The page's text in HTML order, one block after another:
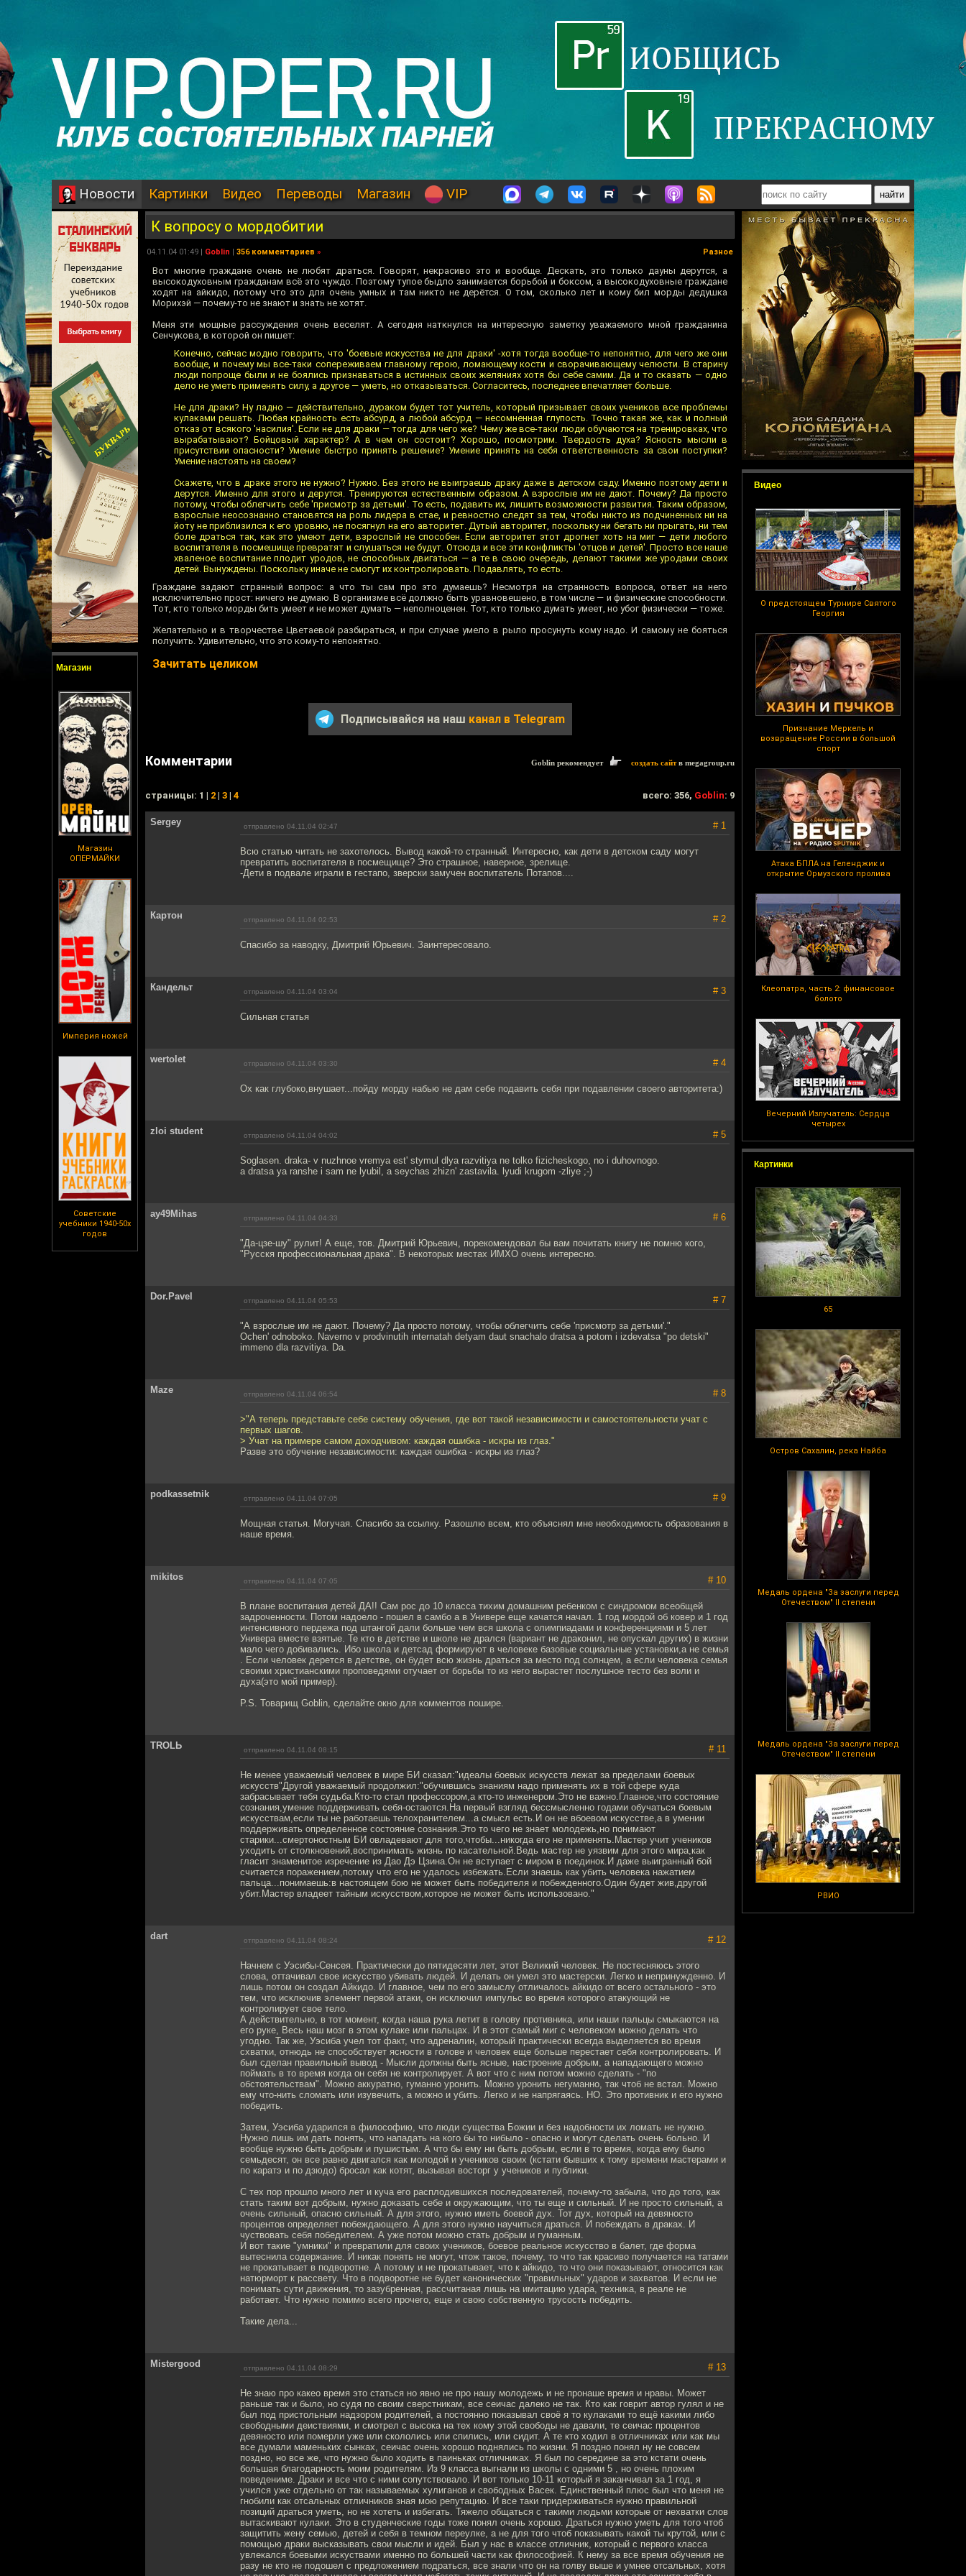
Новости Картинки Видео Переводы Магазин VIP
Магазин
Магазин
ОПЕРМАЙКИ
Империя ножей
Советские
учебники 1940-50х
годов
Видео
О предстоящем Турнире Святого
Георгия
Признание Меркель и
возвращение России в большой
спорт
Атака БПЛА на Геленджик и
открытие Ормузского пролива
Клеопатра, часть 2: финансовое
болото
Вечерний Излучатель: Сердца
четырех
Картинки
65
Остров Сахалин, река Найба
Медаль ордена "За заслуги перед
Отечеством" II степени
Медаль ордена "За заслуги перед
Отечеством" II степени
РВИО
К вопросу о мордобитии
04.11.04 01:49 | Goblin | 356 комментариев » Разное
Вот многие граждане очень не любят драться. Говорят, некрасиво это и вообще. Дескать, это только дауны дерутся, а
высокодуховным гражданам всё это чуждо. Поэтому тупое быдло занимается борьбой и боксом, а высокодуховные граждане
ходят на айкидо, потому что это для очень умных и там никто не дерётся. О том, сколько лет и кому бил морды дедушка
Морихэй — почему-то не знают и знать не хотят.
Меня эти мощные рассуждения очень веселят. А сегодня наткнулся на интересную заметку уважаемого мной гражданина
Сенчукова, в которой он пишет:
Конечно, сейчас модно говорить, что 'боевые искусства не для драки' -хотя тогда вообще-то непонятно, для чего же они
вообще, и почему мы все-таки сопереживаем главному герою, ломающему кости и сворачивающему челюсти. В старину
люди попроще были и не боялись признаваться в истинных своих желяниях хотя бы себе самим. Да и то сказать — одно
дело не уметь применять силу, а другое — уметь, но отказываться. Согласитесь, последнее впечатляет больше.
Не для драки? Ну ладно — действительно, дураком будет тот учитель, который призывает своих учеников все проблемы
кулаками решать. Любая крайность есть абсурд, а любой абсурд — несомненная глупость. Точно такая же, как и полный
отказ от всякого 'насилия'. Если не для драки — тогда для чего же? Чему же все-таки люди обучаются на тренировках, что
вырабатывают? Бойцовый характер? А в чем он состоит? Хорошо, посмотрим. Твердость духа? Ясность мысли в
присутствии опасности? Умение быстро принять решение? Умение принять на себя ответственность за свои поступки?
Умение настоять на своем?
Скажете, что в драке этого не нужно? Нужно. Без этого не выиграешь драку даже в детском саду. Именно поэтому дети и
дерутся. Именно для этого и дерутся. Тренируются естественным образом. А взрослые им не дают. Почему? Да просто
потому, чтобы облегчить себе 'присмотр за детьми'. То есть, подавить их, лишить возможности развития. Таким образом,
взрослые неосознанно становятся на роль лидера в стае, и ревностно следят за тем, чтобы никто из подчиненных ни на
йоту не приблизился к его уровню, не посягнул на его авторитет. Дутый авторитет, поскольку ни бегать ни прыгать, ни тем
боле драться так, как это умеют дети, взрослый не способен. Если авторитет этот дрогнет хоть на миг — дети любого
воспитателя в посмешище превратят и слушаться не будут. Отсюда и все эти конфликты 'отцов и детей'. Просто все наше
хваленое воспитание плодит уродов, не способных двигаться — а те в свою очередь, делают такими же уродами своих
детей. Вынуждены. Поскольку иначе не смогут их контролировать. Подавлять, то есть.
Граждане задают странный вопрос: а что ты сам про это думаешь? Несмотря на странность вопроса, ответ на него
исключительно прост: ничего не думаю. В организме всё должно быть уравновешено, в том числе — и физические способности.
Тот, кто только морды бить умеет и не может думать — неполноценен. Тот, кто только думать умеет, но убог физически — тоже.
Желательно и в творчестве Цветаевой разбираться, и при случае умело в рыло просунуть кому надо. И самому не бояться
получить. Удивительно, что это кому-то непонятно.
Зачитать целиком
Подписывайся на наш канал в Telegram
Комментарии Goblin рекомендует создать сайтв megagroup.ru
cтраницы: 1 | 2 | 3 | 4 всего: 356, Goblin: 9
Sergey отправлено 04.11.04 02:47 # 1
Всю статью читать не захотелось. Вывод какой-то странный. Интересно, как дети в детском саду могут
превратить воспитателя в посмещище? Это страшное, наверное, зрелище.
-Дети в подвале играли в гестапо, зверски замучен воспитатель Потапов....
Картон отправлено 04.11.04 02:53 # 2
Спасибо за наводку, Дмитрий Юрьевич. Заинтересовало.
Кандельт отправлено 04.11.04 03:04 # 3
Сильная статья
wertolet отправлено 04.11.04 03:30 # 4
Ох как глубоко,внушает...пойду морду набью не дам себе подавить себя при подавлении своего авторитета:)
zloi student отправлено 04.11.04 04:02 # 5
Soglasen. draka- v nuzhnoe vremya est' stymul dlya razvitiya ne tolko fizicheskogo, no i duhovnogo.
a dratsa ya ranshe i sam ne lyubil, a seychas zhizn' zastavila. lyudi krugom -zliye ;-)
ay49Mihas отправлено 04.11.04 04:33 # 6
"Да-цзе-шу" рулит! А еще, тов. Дмитрий Юрьевич, порекомендовал бы вам почитать книгу не помню кого,
"Русскя профессиональная драка". В некоторых местах ИМХО очень интересно.
Dor.Pavel отправлено 04.11.04 05:53 # 7
"А взрослые им не дают. Почему? Да просто потому, чтобы облегчить себе 'присмотр за детьми'."
Ochen' odnoboko. Naverno v prodvinutih internatah detyam daut snachalo dratsa a potom i izdevatsa "po detski"
immeno dla razvitiya. Da.
Maze отправлено 04.11.04 06:54 # 8
>"А теперь представьте себе систему обучения, где вот такой независимости и самостоятельности учат с
первых шагов.
> Учат на примере самом доходчивом: каждая ошибка - искры из глаз."
Разве это обучение независимости: каждая ошибка - искры из глаз?
podkassetnik отправлено 04.11.04 07:05 # 9
Мощная статья. Могучая. Спасибо за ссылку. Разошлю всем, кто объяснял мне необходимость образования в
наше время.
mikitos отправлено 04.11.04 07:05 # 10
В плане воспитания детей ДА!! Сам рос до 10 класса тихим домашним ребенком с синдромом всеобщей
задроченности. Потом надоело - пошел в самбо а в Универе еще качатся начал. 1 год мордой об ковер и 1 год
интенсивного пердежа под штангой дали больше чем вся школа с олимпиадами и конференциями и 5 лет
Универа вместе взятые. Те кто в детстве и школе не дрался (вариант не драконил, не опускал других) в жизни
мало чего добивались. Ибо школа и детсад формируют в человеке базовые социальные установки,а не семья
. Если человек дерется в детстве, он будет всю жизнь драться за место под солнцем, а если человека семья
своими христианскими проповедями отучает от борьбы то из него вырастет послушное тесто без воли и
духа(это мой пример).
P.S. Товарищ Goblin, сделайте окно для комментов пошире.
TROLЬ отправлено 04.11.04 08:15 # 11
Не менее уважаемый человек в мире БИ сказал:"идеалы боевых искусств лежат за пределами боевых
искусств"Другой уважаемый продолжил:"обучившись знаниям надо применять их в той сфере куда
забрасывает тебя судьба.Кто-то стал профессором,а кто-то инженером.Это не важно.Главное,что состояние
сознания,умение поддерживать себя-остаются.На первый взгляд бессмысленно годами обучаться боевым
искусствам,если ты не работаешь телохранителем...а смысл есть.И он не вбоевом искусстве,а в умении
поддерживать определенное состояние сознания.Это то чего не знает молодежь,но понимают
старики...смертоностным БИ овладевают для того,чтобы...никогда его не применять.Мастер учит учеников
уходить от столкновений,воспринимать жизнь по касательной.Ведь мастер не уязвим для этого мира,как
гласит знаменитое изречение из Дао Дэ Цзина.Он не вступает с миром в поединок.И даже выигранный бой
считается поражением,потому что его не удалось избежать.Если знаешь как убить человека нажатием
пальца...понимаешь:в настоящем бою не может быть победителя и побежденного.Один будет жив,другой
убит.Мастер владеет тайным искусством,которое не может быть использовано."
dart отправлено 04.11.04 08:24 # 12
Начнем с Уэсибы-Сенсея. Практически до пятидесяти лет, этот Великий человек. Не постесняюсь этого
слова, оттачивал свое искусство убивать людей. И делать он умел это мастерски. Легко и непринужденно. И
лишь потом он создал Айкидо. И главное, чем по его замыслу отличалось айкидо от всего остального - это
тем, что исключив элемент первой атаки, он исключил импульс во время которого атакующий не
контролирует свое тело.
А действительно, в тот момент, когда наша рука летит в голову противника, или наши пальцы смыкаются на
его руке, Весь наш мозг в этом кулаке или пальцах. И в этот самый миг с человеком можно делать что
угодно. Так же, Уэсиба учел тот факт, что адреналин, который практически всегда выделяется во время
схватки, отнюдь не способствует ясности в голове и человек еще больше перестает себя контролировать. И
был сделан правильный вывод - Мысли должны быть ясные, настроение добрым, а нападающего можно
поймать в то время когда он себя не контролирует. А вот что с ним потом можно сделать - "по
обстоятельствам". Можно аккуратно, гуманно уронить. Можно уронить негуманно, так чтоб не встал. Можно
ему что-нить сломать или изувечить, а можно и убить. Легко и не напрягаясь. НО. Это противник и его нужно
победить.
Затем, Уэсиба ударился в философию, что люди существа Божии и без надобности их ломать не нужно.
Нужно лишь им дать понять, что нападать на кого бы то нибыло - опасно и могут сделать очень больно. И
вообще нужно быть добрым и пушистым. А что бы ему ни быть добрым, если в то время, когда ему было
семьдесят, он все равно двигался как молодой и учеников своих (кстати бывших к тому времени мастерами и
по каратэ и по дзюдо) бросал как котят, вызывая восторг у учеников и публики.
С тех пор прошло много лет и куча его расплодившихся последователей, почему-то забыла, что до того, как
стать таким вот добрым, нужно доказать себе и окружающим, что ты еще и сильный. И не просто сильный, а
очень сильный, опасно сильный. А для этого, нужно иметь боевой дух. Тот дух, который на девяносто
процентов определяет побеждающего. А для этого нужно научиться драться. И побеждать в драках. И
чуствовать себя победителем. А уже потом можно стать добрым и гуманным.
И вот такие "умники" и превратили для своих учеников, боевое реальное искусство в балет, где форма
вытеснила содержание. И никак понять не могут, чтож такое, почему, то что так красиво получается на татами
не прокатывает в подворотне. А потому и не прокатывает, что к айкидо, то что они показывают, относится как
натюрморт к рассвету. Что в подворотне не будет канонических "правильных" ударов и захватов. И если не
понимать сути движения, то зазубренная, рассчитаная лишь на имитацию удара, техника, в реале не
работает. Что нужно помимо всего прочего, еще и свою собственную трусость победить.
Такие дела...
Mistergood отправлено 04.11.04 08:29 # 13
Не знаю про какео время это статься но явно не про нашу молодежь и не пронаше время и нравы. Может
раньше так и было, но судя по своим сверстникам, все сеичас далеко не так. Кто как говрит автор гулял и не
был под пристольным надзором родителей, а постоянно показывал своё я то кулаками то ещё какими либо
свободными деиствиями, и смотрел с высока на тех кому этой свободы не давали, те сеичас процентов
девяносто или померли уже или скололись или спились, или сидит. А те кто ходил в отличниках или как мы
все думали маменьких сынках, сеичас очень хорошо поднялись по жизни. Я поздно понял ну не совсем
поздно, но все же, что нужно было ходить в паиньках отличниках. Я был по середине за это кстати очень
большая благодарность моим родителям. Из 9 класса выгнали из школы с одними 5 , но очень плохим
поведениме. Драки и все что с ними сопутствовало. И вот только 10-11 который я заканчивал за 1 год, я
учился уже отдельно от так называемых хулиганов и свободных Васек. Единственный плюс был что меня не
гнобили как отсальных отличников зная мою репутацию. И все таки придерживаться нужно правильной
позиций драться уметь, но не хотеть и избегать. Тяжело общаться с такими людьми которые от нехватки слов
вытаскивают кулаки. Это в студенческие годы тоже понял очень хорошо. Драться нужно уметь для того чтоб
защитить жену семью, детей и себя в темном переулке, а не для того чтоб показывать какой ты крутой, или с
помощью драки высказывать свои мысли и идей. Был у нас в классе отличник, который с первого класса
увлекался боевыми искуствами именно по большей части как философией. К нему за все время обучения не
разу не кто не подошел с предложением подраться, все знали что он на голву выше и умнее отсальных, хотя